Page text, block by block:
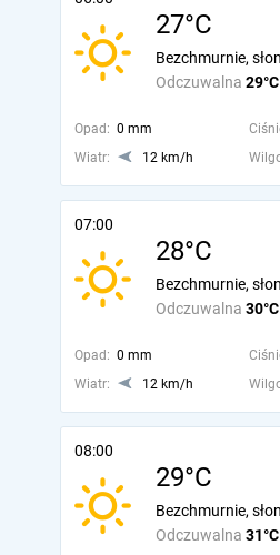
27°C
Odczuwalna 29°C
Bezchmurnie,
Opad: 0 mm
Wiatr:
12 km/h
07:00
28°C
Odczuwalna 30°C
Bezchmurnie,
Opad: 0 mm
Wiatr:
12 km/h
08:00
29°C
Odczuwalna 31°C
Bezchmurnie,